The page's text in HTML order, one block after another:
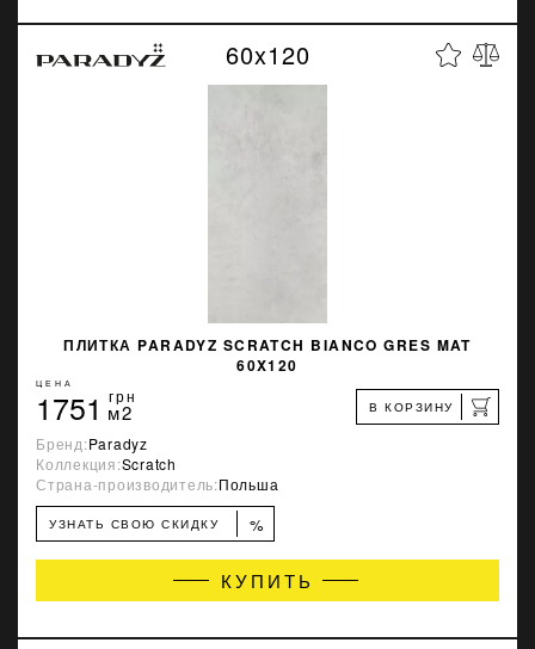
60x120
ПЛИТКА PARADYZ SCRATCH BIANCO GRES MAT
60X120
ЦЕНА
1751 грн
м2 В КОРЗИНУ
Бренд:Paradyz
Коллекция:Scratch
Страна-производитель:Польша
УЗНАТЬ СВОЮ СКИДКУ %
КУПИТЬ